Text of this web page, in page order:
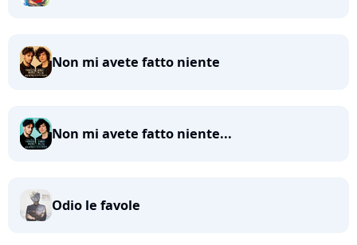
Non mi avete fatto niente
Non mi avete fatto niente...
Odio le favole